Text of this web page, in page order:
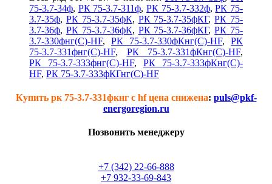
75-3.7-34ф, РК 75-3.7-311ф,РК 75-3.7-332ф,РК 75-
3.7-35ф, РК 75-3.7-35фК, РК 75-3.7-35фКГ,РК 75-
3.7-36ф, РК 75-3.7-36фК, РК 75-3.7-36фКГ,РК 75-
3.7-330фнг(С)-HF, РК 75-3.7-330фКнг(С)-HF, РК
75-3.7-331фнг(С)-HF, РК 75-3.7-331фКнг(С)-HF,
РК 75-3.7-333фнг(С)-HF, РК 75-3.7-333фКнг(С)-
HF, РК 75-3.7-333фКГнг(С)-HF
Купить рк 75-3.7-331фкнг с hf цена снижена: puls@pkf-
energoregion.ru
Позвонить менеджеру
+7 (342) 22-66-888
+7 932-33-69-843